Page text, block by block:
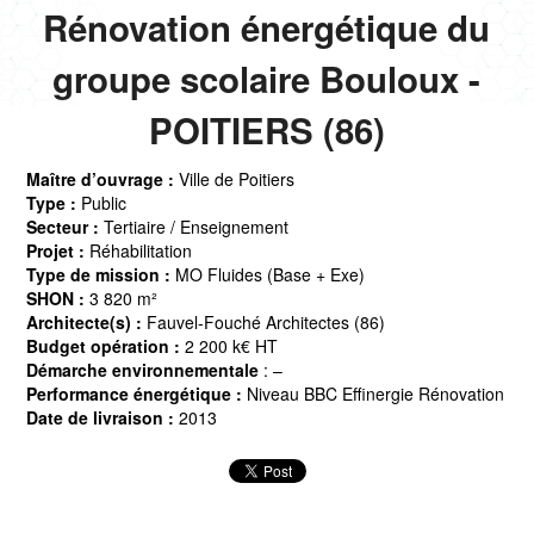
Rénovation énergétique du
groupe scolaire Bouloux -
POITIERS (86)
Maître d’ouvrage : Ville de Poitiers
Type : Public
Secteur : Tertiaire / Enseignement
Projet : Réhabilitation
Type de mission : MO Fluides (Base + Exe)
SHON : 3 820 m²
Architecte(s) : Fauvel-Fouché Architectes (86)
Budget opération :2 200 k€ HT
Démarche environnementale : –
Performance énergétique : Niveau BBC Effinergie Rénovation
Date de livraison : 2013